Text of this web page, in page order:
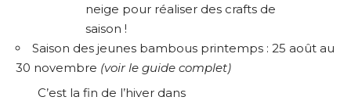
neige pour réaliser des crafts de
saison !
Saison des jeunes bambous printemps : 25 août au
30 novembre (voir le guide complet)
C’est la fin de l’hiver dans